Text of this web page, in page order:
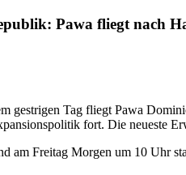
Pawa fliegt nach
gestrigen Tag fliegt Pawa
fort. Die neueste
am Freitag Morgen um 10 Uhr